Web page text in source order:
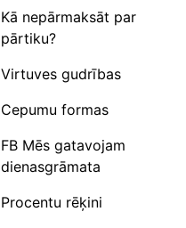
Kā nepārmaksāt par
pārtiku?
Virtuves gudrības
Cepumu formas
FB Mēs gatavojam
dienasgrāmata
Procentu rēķini